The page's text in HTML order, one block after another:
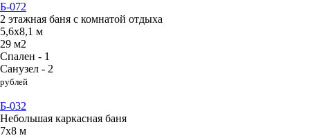
Б-072
2 этажная баня с комнатой отдыха
5,6х8,1 м
29 м2
Спален - 1
Санузел - 2
рублей
Б-032
Небольшая каркасная баня
7х8 м